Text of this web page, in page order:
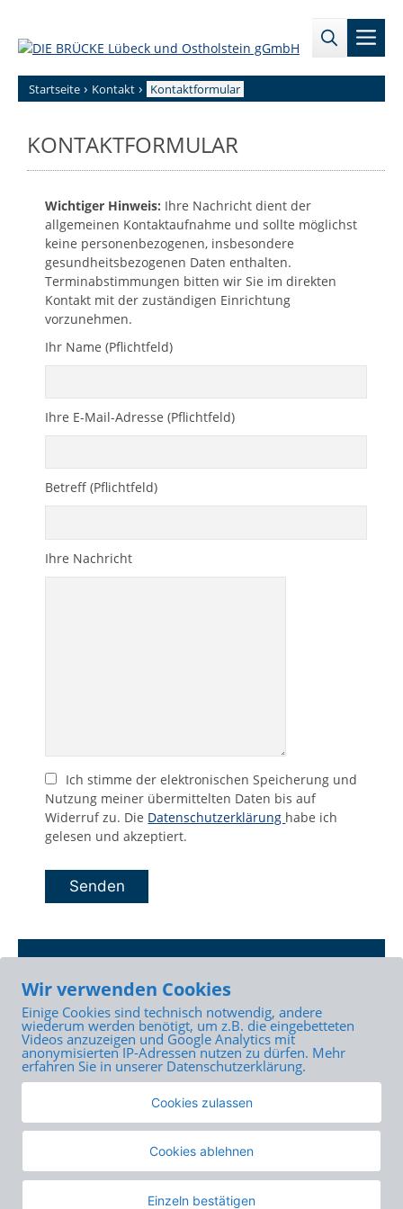
springen
→
Zur
Zum
Startseite › Kontakt › Kontaktformular
KONTAKTFORMULAR
Wichtiger Hinweis: Ihre Nachricht dient der
allgemeinen Kontaktaufnahme und sollte möglichst
keine personenbezogenen, insbesondere
gesundheitsbezogenen Daten enthalten.
Terminabstimmungen bitten wir Sie im direkten
Kontakt mit der zuständigen Einrichtung
vorzunehmen.
Ihr Name (Pflichtfeld)
Ihre E-Mail-Adresse (Pflichtfeld)
Bitte lasse dieses Feld leer.
Betreff (Pflichtfeld)
Ihre Nachricht
Bitte lasse dieses Feld leer.
Ich stimme der elektronischen Speicherung und
Nutzung meiner übermittelten Daten bis auf
Widerruf zu. Die Datenschutzerklärung habe ich
gelesen und akzeptiert.
r
n
a
t
i
v
:
Navigation
den
Bereich:
Angebote und Standorte
Beratungstellen
Kontaktformular
Impressum
Datenschutzerklärung
Wir verwenden Cookies
Einige Cookies sind technisch notwendig, andere
wiederum werden benötigt, um z.B. die eingebetteten
Videos anzuzeigen und Google Analytics mit
anonymisierten IP-Adressen nutzen zu dürfen. Mehr
erfahren Sie in unserer Datenschutzerklärung.
Cookies zulassen
Cookies ablehnen
Einzeln bestätigen